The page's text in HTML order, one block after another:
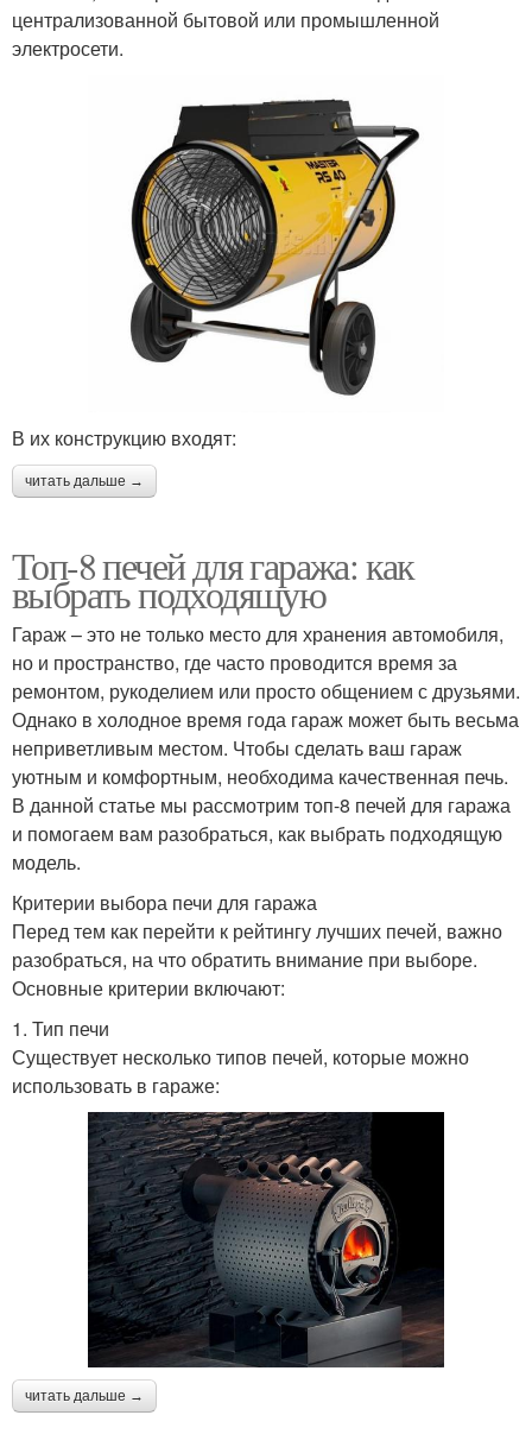
централизованной бытовой или промышленной
электросети.
В их конструкцию входят:
читать дальше →
Топ-8 печей для гаража: как
выбрать подходящую
Гараж – это не только место для хранения автомобиля,
но и пространство, где часто проводится время за
ремонтом, рукоделием или просто общением с друзьями.
Однако в холодное время года гараж может быть весьма
неприветливым местом. Чтобы сделать ваш гараж
уютным и комфортным, необходима качественная печь.
В данной статье мы рассмотрим топ-8 печей для гаража
и помогаем вам разобраться, как выбрать подходящую
модель.
Критерии выбора печи для гаража
Перед тем как перейти к рейтингу лучших печей, важно
разобраться, на что обратить внимание при выборе.
Основные критерии включают:
1. Тип печи
Существует несколько типов печей, которые можно
использовать в гараже:
читать дальше →